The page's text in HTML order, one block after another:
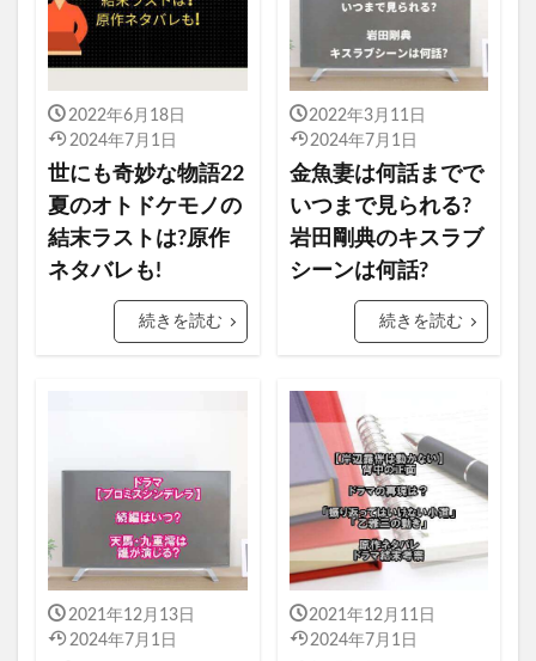
2022年6月18日
2024年7月1日
世にも奇妙な物語22
夏のオトドケモノの
結末ラストは?原作
ネタバレも!
続きを読む
2022年3月11日
2024年7月1日
金魚妻は何話までで
いつまで見られる?
岩田剛典のキスラブ
シーンは何話?
続きを読む
2021年12月13日
2024年7月1日
2021年12月11日
2024年7月1日